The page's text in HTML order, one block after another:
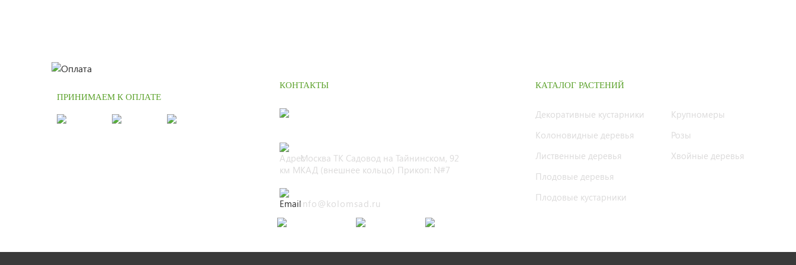
ПРИНИМАЕМ К ОПЛАТЕ
КОНТАКТЫ
Москва ТК Садовод на Тайнинском, 92
км МКАД (внешнее кольцо) Прикоп: N#7
info@kolomsad.ru
КАТАЛОГ РАСТЕНИЙ
Декоративные кустарники
Колоновидные деревья
Лиственные деревья
Плодовые деревья
Плодовые кустарники
Крупномеры
Розы
Хвойные деревья